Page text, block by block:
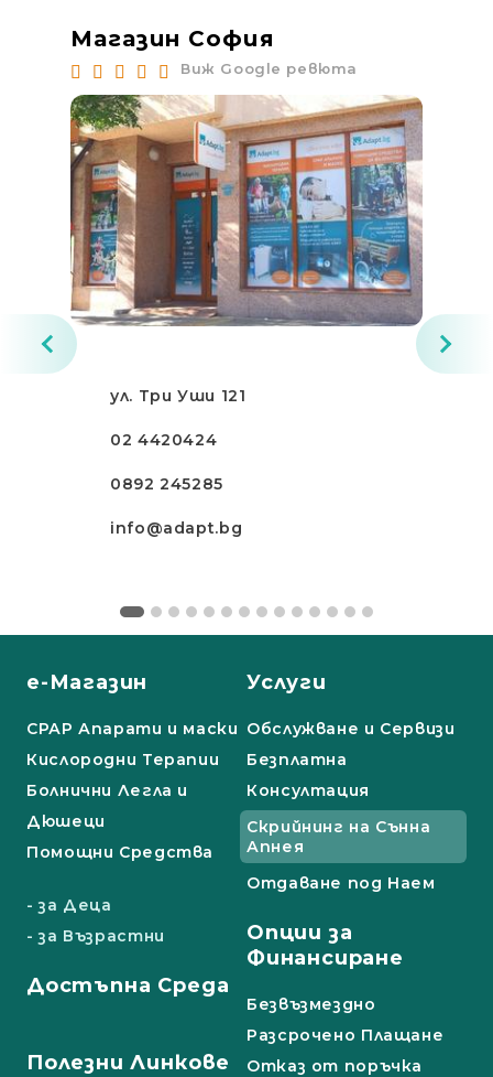
Магазин София
Виж Google ревюта
ул. Три Уши 121
02 4420424
0892 245285
info@adapt.bg
е-Магазин
СРАР Апарати и маски
Кислородни Терапии
Болнични Легла и
Дюшеци
Помощни Средства
- за Деца
- за Възрастни
Достъпна Среда
Услуги
Обслужване и Сервизи
Безплатна
Консултация
Скрийнинг на Сънна
Апнея
Отдаване под Наем
Опции за
Финансиране
Безвъзмездно
Разсрочено Плащане
Полезни Линкове Отказ от поръчка